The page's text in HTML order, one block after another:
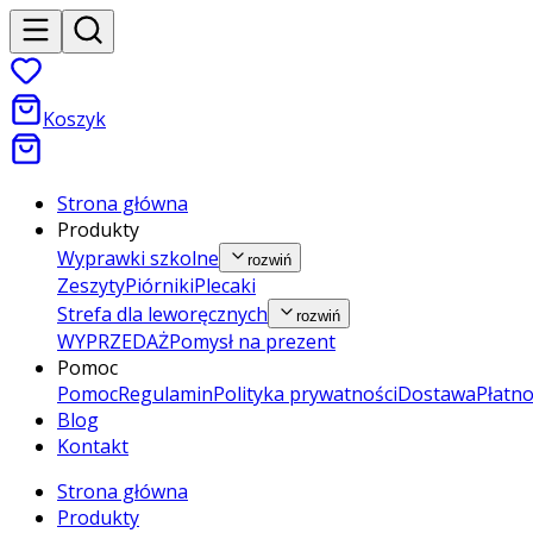
Koszyk
Strona główna
Produkty
Wyprawki szkolne
rozwiń
ZeszytyPiórnikiPlecaki
Strefa dla leworęcznych
rozwiń
WYPRZEDAŻPomysł na prezent
Pomoc
PomocRegulaminPolityka prywatnościDostawa
Blog
Kontakt
Strona główna
Produkty